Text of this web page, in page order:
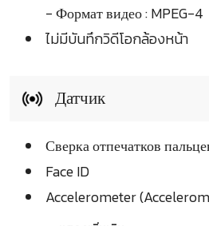
- Формат видео : MPEG-4
ไม่มีบันทึกวิดีโอกล้องหน้า
Датчик
Сверка отпечатков
Face ID
Accelerometer